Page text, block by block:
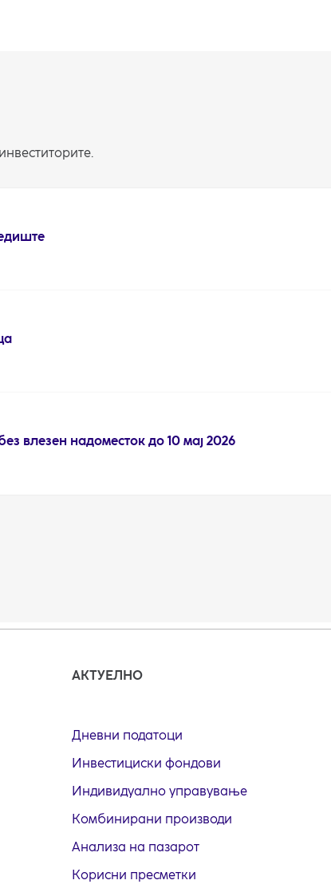
влезен надоместок до 10 мај 2026
АКТУЕЛНО
Дневни податоци
Инвестициски фондови
Индивидуално управување
Комбинирани производи
Анализа на пазарот
Корисни пресметки